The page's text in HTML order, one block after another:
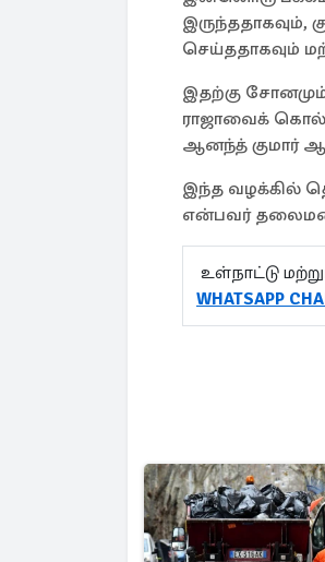
செய்ததாகவும்
இதற்கு
ராஜாவைக்
ஆனந்த் குமார்
இந்த வழக்கில்
என்பவர்
உள்நாட்டு
WHATSAPP